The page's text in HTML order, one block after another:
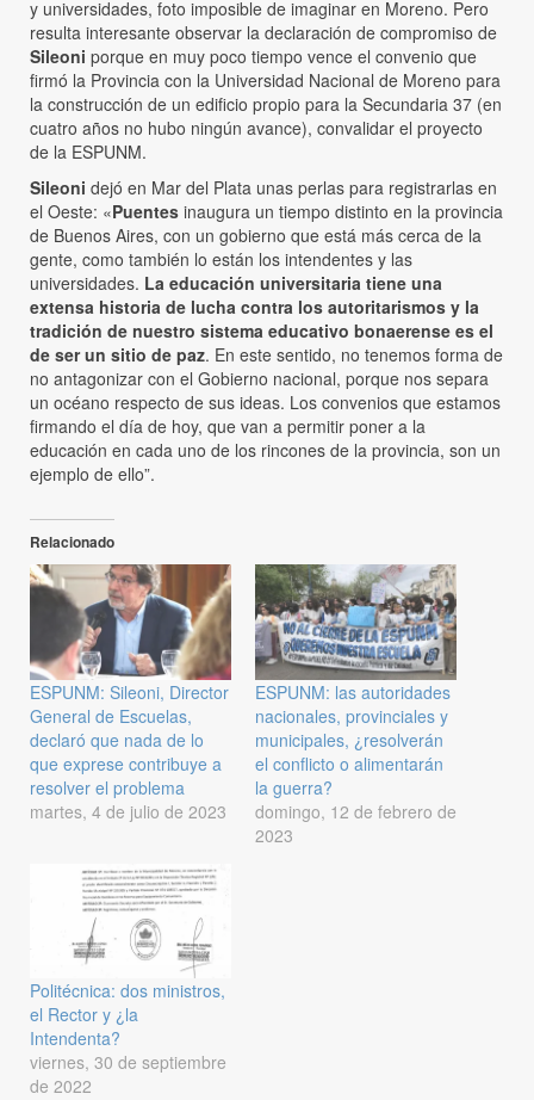
y universidades, foto imposible de imaginar en Moreno. Pero
resulta interesante observar la declaración de compromiso de
Sileoni porque en muy poco tiempo vence el convenio que
firmó la Provincia con la Universidad Nacional de Moreno para
la construcción de un edificio propio para la Secundaria 37 (en
cuatro años no hubo ningún avance), convalidar el proyecto
de la ESPUNM.
Sileoni dejó en Mar del Plata unas perlas para registrarlas en
el Oeste: «Puentes inaugura un tiempo distinto en la provincia
de Buenos Aires, con un gobierno que está más cerca de la
gente, como también lo están los intendentes y las
universidades. La educación universitaria tiene una
extensa historia de lucha contra los autoritarismos y la
tradición de nuestro sistema educativo bonaerense es el
de ser un sitio de paz. En este sentido, no tenemos forma de
no antagonizar con el Gobierno nacional, porque nos separa
un océano respecto de sus ideas. Los convenios que estamos
firmando el día de hoy, que van a permitir poner a la
educación en cada uno de los rincones de la provincia, son un
ejemplo de ello”.
Relacionado
ESPUNM: Sileoni, Director
General de Escuelas,
declaró que nada de lo
que exprese contribuye a
resolver el problema
martes, 4 de julio de 2023
ESPUNM: las autoridades
nacionales, provinciales y
municipales, ¿resolverán
el conflicto o alimentarán
la guerra?
domingo, 12 de febrero de
2023
Politécnica: dos ministros,
el Rector y ¿la
Intendenta?
viernes, 30 de septiembre
de 2022